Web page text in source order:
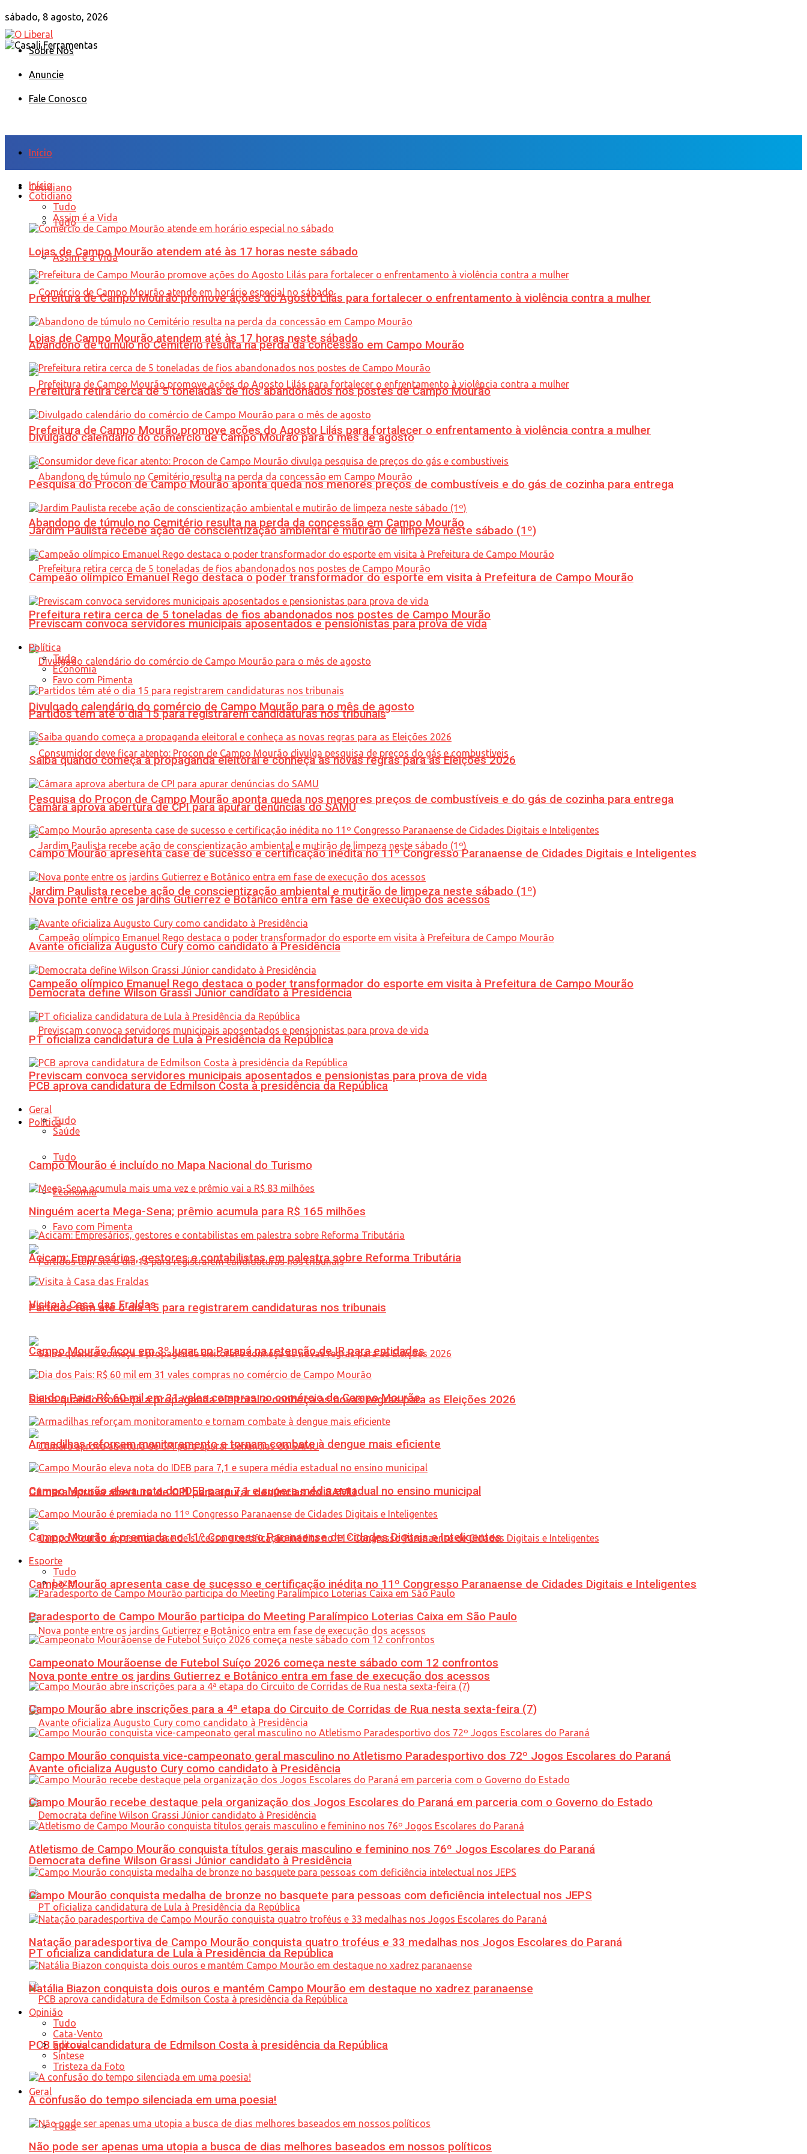
sábado, 8 agosto, 2026
Sobre Nós
Anuncie
Fale Conosco
Início
Cotidiano
Tudo
Assim é a Vida
Lojas de Campo Mourão atendem até às 17 horas neste sábado
Prefeitura de Campo Mourão promove ações do Agosto Lilás para fortalecer o enfrentamento à violência contra a mulher
Abandono de túmulo no Cemitério resulta na perda da concessão em Campo Mourão
Prefeitura retira cerca de 5 toneladas de fios abandonados nos postes de Campo Mourão
Divulgado calendário do comércio de Campo Mourão para o mês de agosto
Pesquisa do Procon de Campo Mourão aponta queda nos menores preços de combustíveis e do gás de cozinha para entrega
Jardim Paulista recebe ação de conscientização ambiental e mutirão de limpeza neste sábado (1º)
Campeão olímpico Emanuel Rego destaca o poder transformador do esporte em visita à Prefeitura de Campo Mourão
Previscam convoca servidores municipais aposentados e pensionistas para prova de vida
Política
Tudo
Economia
Favo com Pimenta
Partidos têm até o dia 15 para registrarem candidaturas nos tribunais
Saiba quando começa a propaganda eleitoral e conheça as novas regras para as Eleições 2026
Câmara aprova abertura de CPI para apurar denúncias do SAMU
Campo Mourão apresenta case de sucesso e certificação inédita no 11º Congresso Paranaense de Cidades Digitais e Inteligentes
Nova ponte entre os jardins Gutierrez e Botânico entra em fase de execução dos acessos
Avante oficializa Augusto Cury como candidato à Presidência
Democrata define Wilson Grassi Júnior candidato à Presidência
PT oficializa candidatura de Lula à Presidência da República
PCB aprova candidatura de Edmilson Costa à presidência da República
Geral
Tudo
Início
Cotidiano
Tudo
Assim é a Vida
Lojas de Campo Mourão atendem até às 17 horas neste sábado
Prefeitura de Campo Mourão promove ações do Agosto Lilás para fortalecer o enfrentamento à violência contra a mulher
Abandono de túmulo no Cemitério resulta na perda da concessão em Campo Mourão
Prefeitura retira cerca de 5 toneladas de fios abandonados nos postes de Campo Mourão
Divulgado calendário do comércio de Campo Mourão para o mês de agosto
Pesquisa do Procon de Campo Mourão aponta queda nos menores preços de combustíveis e do gás de cozinha para entrega
Jardim Paulista recebe ação de conscientização ambiental e mutirão de limpeza neste sábado (1º)
Campeão olímpico Emanuel Rego destaca o poder transformador do esporte em visita à Prefeitura de Campo Mourão
Previscam convoca servidores municipais aposentados e pensionistas para prova de vida
Política
Tudo
Economia
Favo com Pimenta
Partidos têm até o dia 15 para registrarem candidaturas nos tribunais
Saiba quando começa a propaganda eleitoral e conheça as novas regras para as Eleições 2026
Câmara aprova abertura de CPI para apurar denúncias do SAMU
Campo Mourão apresenta case de sucesso e certificação inédita no 11º Congresso Paranaense de Cidades Digitais e Inteligentes
Nova ponte entre os jardins Gutierrez e Botânico entra em fase de execução dos acessos
Avante oficializa Augusto Cury como candidato à Presidência
Democrata define Wilson Grassi Júnior candidato à Presidência
PT oficializa candidatura de Lula à Presidência da República
PCB aprova candidatura de Edmilson Costa à presidência da República
Geral
Tudo
Saúde
Campo Mourão é incluído no Mapa Nacional do Turismo
Ninguém acerta Mega-Sena; prêmio acumula para R$ 165 milhões
Acicam: Empresários, gestores e contabilistas em palestra sobre Reforma Tributária
Visita à Casa das Fraldas
Campo Mourão ficou em 3º lugar no Paraná na retenção de IR para entidades
Dia dos Pais: R$ 60 mil em 31 vales compras no comércio de Campo Mourão
Armadilhas reforçam monitoramento e tornam combate à dengue mais eficiente
Campo Mourão eleva nota do IDEB para 7,1 e supera média estadual no ensino municipal
Campo Mourão é premiada no 11º Congresso Paranaense de Cidades Digitais e Inteligentes
Esporte
Tudo
Lazer
Paradesporto de Campo Mourão participa do Meeting Paralímpico Loterias Caixa em São Paulo
Campeonato Mourãoense de Futebol Suíço 2026 começa neste sábado com 12 confrontos
Campo Mourão abre inscrições para a 4ª etapa do Circuito de Corridas de Rua nesta sexta-feira (7)
Campo Mourão conquista vice-campeonato geral masculino no Atletismo Paradesportivo dos 72º Jogos Escolares do Paraná
Campo Mourão recebe destaque pela organização dos Jogos Escolares do Paraná em parceria com o Governo do Estado
Atletismo de Campo Mourão conquista títulos gerais masculino e feminino nos 76º Jogos Escolares do Paraná
Campo Mourão conquista medalha de bronze no basquete para pessoas com deficiência intelectual nos JEPS
Natação paradesportiva de Campo Mourão conquista quatro troféus e 33 medalhas nos Jogos Escolares do Paraná
Natália Biazon conquista dois ouros e mantém Campo Mourão em destaque no xadrez paranaense
Opinião
Tudo
Cata-Vento
Editorial
Síntese
Tristeza da Foto
A confusão do tempo silenciada em uma poesia!
Não pode ser apenas uma utopia a busca de dias melhores baseados em nossos políticos